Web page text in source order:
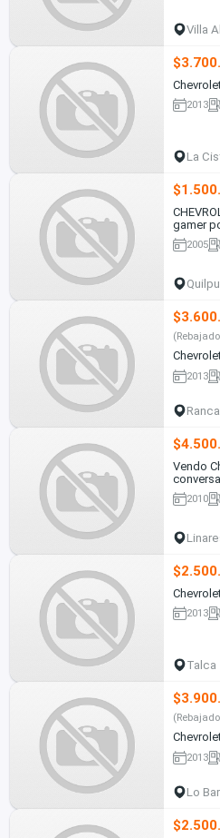
Villa
2013
La
gamer
2005
2013
Vendo
2010
2013
Talca
2013
Lo